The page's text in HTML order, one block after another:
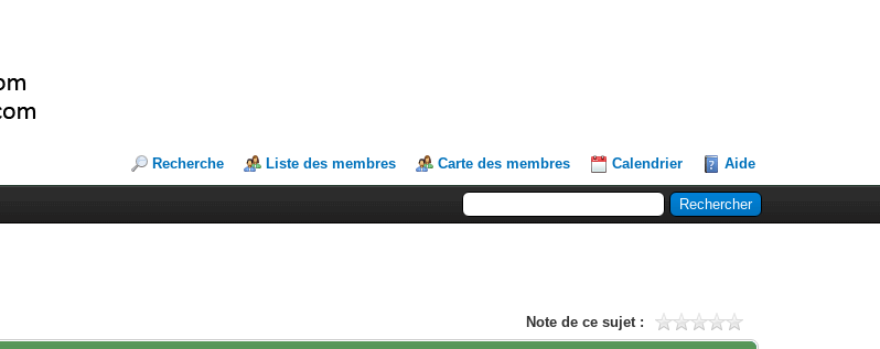
Recherche Liste des membres Carte des membres Calendrier Aide
Note de ce sujet :